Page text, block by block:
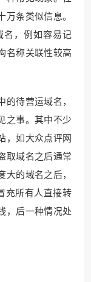
条类似信息。
名，例如容易记
名称关联性较高
待营运域名，
之事。其中不少
，如大众点评网
取域名之后通常
的域名之后，
充所有人直接转
，后一种情况处